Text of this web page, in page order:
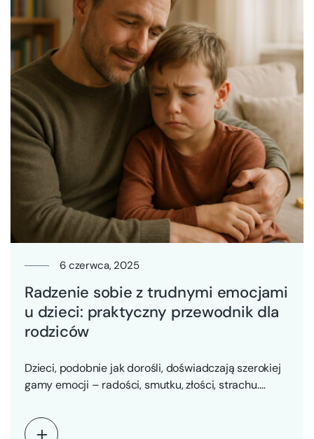
6 czerwca, 2025
Radzenie sobie z trudnymi emocjami
u dzieci: praktyczny przewodnik dla
rodziców
Dzieci, podobnie jak dorośli, doświadczają szerokiej
gamy emocji – radości, smutku, złości, strachu.